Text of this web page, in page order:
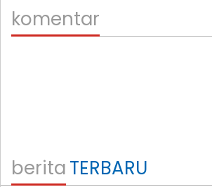
komentar
beritaTERBARU